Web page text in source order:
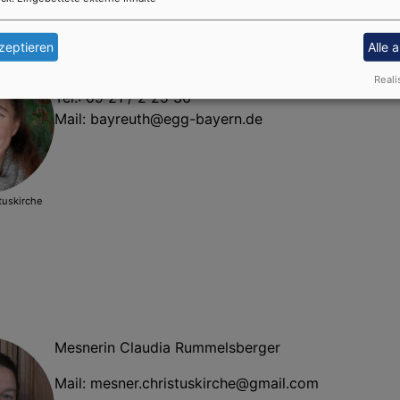
Pfarrerin Annemarie Ritter
Tel.: 09 21 / 2 25 36
Mail: bayreuth@egg-bayern.de
Mesnerin Claudia Rummelsberger
Mail: mesner.christuskirche@gmail.com
Alle